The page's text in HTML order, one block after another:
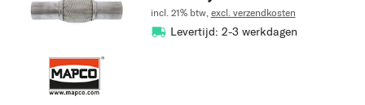
incl. 21% btw, excl. verzendkosten
Levertijd: 2-3 werkdagen